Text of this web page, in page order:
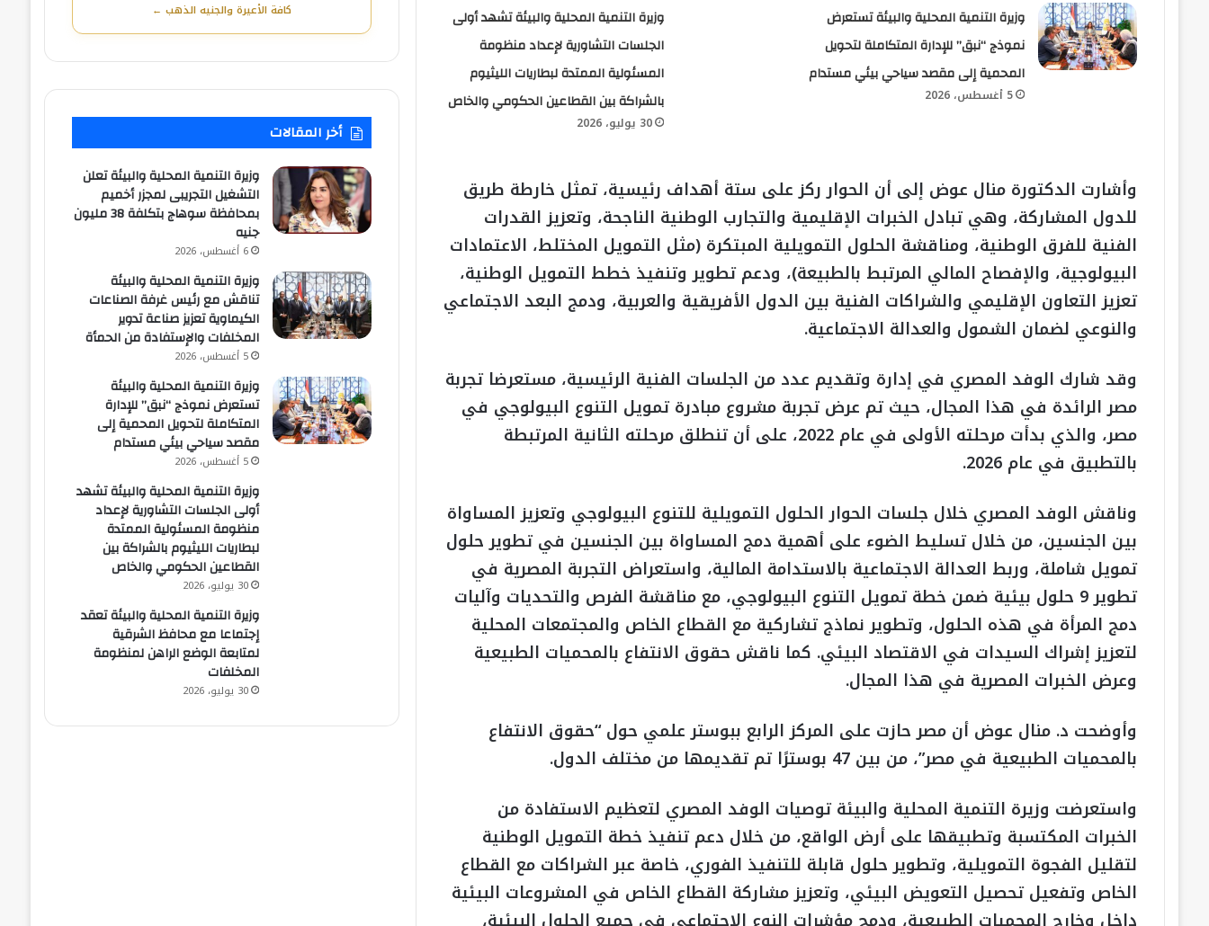
وزيرة التنمية المحلية والبيئة تستعرض
نموذج “نبق” للإدارة المتكاملة لتحويل
المحمية إلى مقصد سياحي بيئي مستدام
5 أغسطس، 2026
وزيرة التنمية المحلية والبيئة تشهد أولى
الجلسات التشاورية لإعداد منظومة
المسئولية الممتدة لبطاريات الليثيوم
بالشراكة بين القطاعين الحكومي والخاص
30 يوليو، 2026
وأشارت الدكتورة منال عوض إلى أن الحوار ركز على ستة أهداف رئيسية، تمثل خارطة طريق
للدول المشاركة، وهي تبادل الخبرات الإقليمية والتجارب الوطنية الناجحة، وتعزيز القدرات
الفنية للفرق الوطنية، ومناقشة الحلول التمويلية المبتكرة (مثل التمويل المختلط، الاعتمادات
البيولوجية، والإفصاح المالي المرتبط بالطبيعة)، ودعم تطوير وتنفيذ خطط التمويل الوطنية،
تعزيز التعاون الإقليمي والشراكات الفنية بين الدول الأفريقية والعربية، ودمج البعد الاجتماعي
والنوعي لضمان الشمول والعدالة الاجتماعية.
وقد شارك الوفد المصري في إدارة وتقديم عدد من الجلسات الفنية الرئيسية، مستعرضا تجربة
مصر الرائدة في هذا المجال، حيث تم عرض تجربة مشروع مبادرة تمويل التنوع البيولوجي في
مصر، والذي بدأت مرحلته الأولى في عام 2022، على أن تنطلق مرحلته الثانية المرتبطة
بالتطبيق في عام 2026.
وناقش الوفد المصري خلال جلسات الحوار الحلول التمويلية للتنوع البيولوجي وتعزيز المساواة
بين الجنسين، من خلال تسليط الضوء على أهمية دمج المساواة بين الجنسين في تطوير حلول
تمويل شاملة، وربط العدالة الاجتماعية بالاستدامة المالية، واستعراض التجربة المصرية في
تطوير 9 حلول بيئية ضمن خطة تمويل التنوع البيولوجي، مع مناقشة الفرص والتحديات وآليات
دمج المرأة في هذه الحلول، وتطوير نماذج تشاركية مع القطاع الخاص والمجتمعات المحلية
لتعزيز إشراك السيدات في الاقتصاد البيئي. كما ناقش حقوق الانتفاع بالمحميات الطبيعية
وعرض الخبرات المصرية في هذا المجال.
وأوضحت د. منال عوض أن مصر حازت على المركز الرابع ببوستر علمي حول “حقوق الانتفاع
بالمحميات الطبيعية في مصر”، من بين 47 بوسترًا تم تقديمها من مختلف الدول.
واستعرضت وزيرة التنمية المحلية والبيئة توصيات الوفد المصري لتعظيم الاستفادة من
الخبرات المكتسبة وتطبيقها على أرض الواقع، من خلال دعم تنفيذ خطة التمويل الوطنية
لتقليل الفجوة التمويلية، وتطوير حلول قابلة للتنفيذ الفوري، خاصة عبر الشراكات مع القطاع
الخاص وتفعيل تحصيل التعويض البيئي، وتعزيز مشاركة القطاع الخاص في المشروعات البيئية
كافة الأعيرة والجنيه الذهب ←
أخر المقالات
وزيرة التنمية المحلية والبيئة تعلن
التشغيل التجريبى لمجزر أخميم
بمحافظة سوهاج بتكلفة 38 مليون
جنيه
6 أغسطس، 2026
وزيرة التنمية المحلية والبيئة
تناقش مع رئيس غرفة الصناعات
الكيماوية تعزيز صناعة تدوير
المخلفات والإستفادة من الحمأة
5 أغسطس، 2026
وزيرة التنمية المحلية والبيئة
تستعرض نموذج “نبق” للإدارة
المتكاملة لتحويل المحمية إلى
مقصد سياحي بيئي مستدام
5 أغسطس، 2026
وزيرة التنمية المحلية والبيئة تشهد
أولى الجلسات التشاورية لإعداد
منظومة المسئولية الممتدة
لبطاريات الليثيوم بالشراكة بين
القطاعين الحكومي والخاص
30 يوليو، 2026
وزيرة التنمية المحلية والبيئة تعقد
إجتماعا مع محافظ الشرقية
لمتابعة الوضع الراهن لمنظومة
المخلفات
30 يوليو، 2026